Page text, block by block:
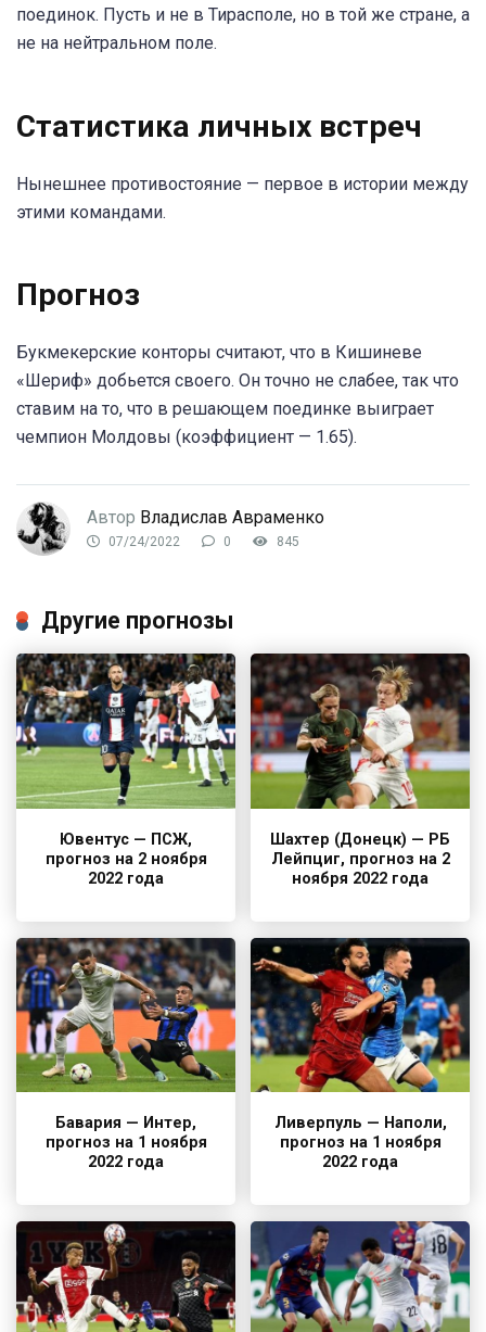
поединок. Пусть и не в Тирасполе, но в той же стране, а
не на нейтральном поле.
Статистика личных встреч
Нынешнее противостояние — первое в истории между
этими командами.
Прогноз
Букмекерские конторы считают, что в Кишиневе
«Шериф» добьется своего. Он точно не слабее, так что
ставим на то, что в решающем поединке выиграет
чемпион Молдовы (коэффициент — 1.65).
Автор Владислав Авраменко
07/24/2022 0 845
Другие прогнозы
Ювентус — ПСЖ,
прогноз на 2 ноября
2022 года
Шахтер (Донецк) — РБ
Лейпциг, прогноз на 2
ноября 2022 года
Бавария — Интер,
прогноз на 1 ноября
2022 года
Ливерпуль — Наполи,
прогноз на 1 ноября
2022 года